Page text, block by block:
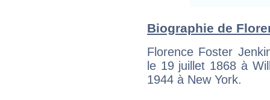
Biographie de
Florence Foster
le 19 juillet 1868 à
1944 à New York.